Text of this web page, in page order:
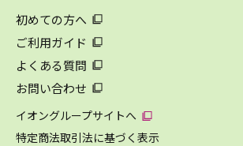
初めての方へ
ご利用ガイド
よくある質問
お問い合わせ
イオングループサイトへ
特定商法取引法に基づく表示